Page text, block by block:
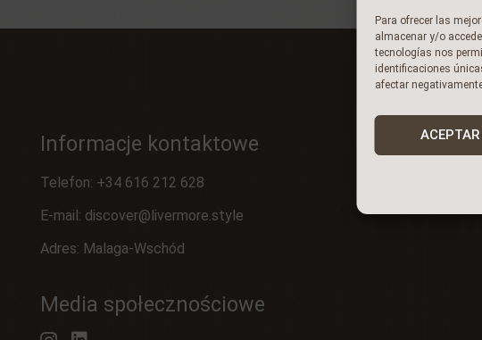
Para ofrecer las
almacenar y/o
tecnologías nos
identificaciones
afectar
ACEPTAR
Informacje kontaktowe
Telefon: +34 616 212 628
E-mail: discover@livermore.style
Adres: Malaga-Wschód
Media społecznościowe